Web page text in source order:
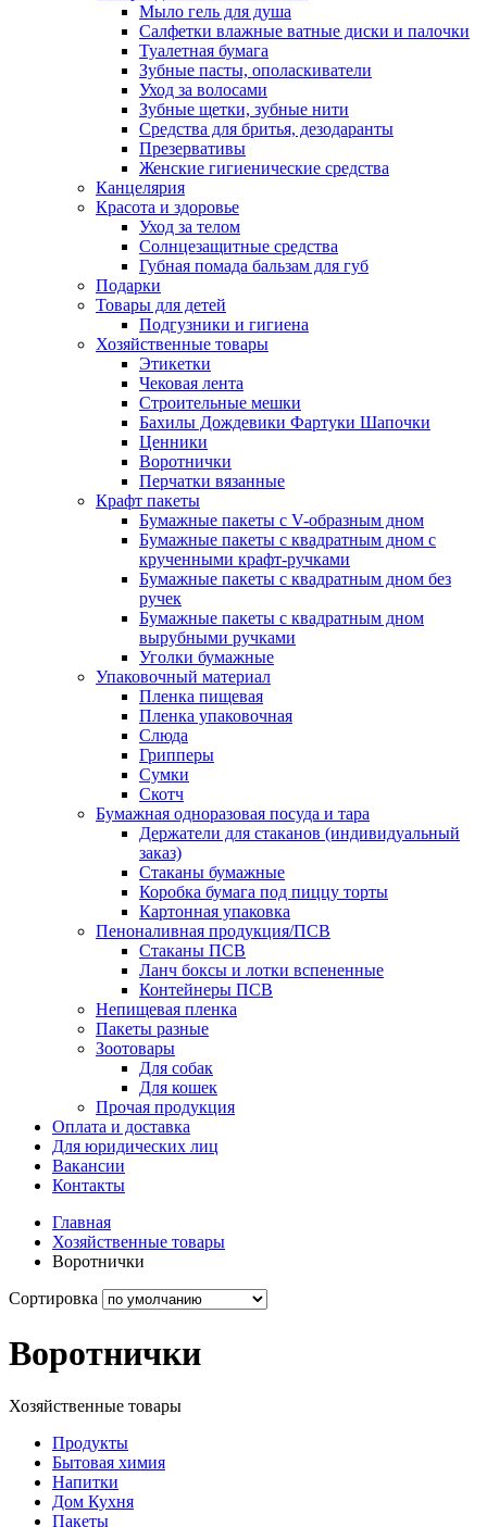
Мыло гель для душа
Салфетки влажные ватные диски и палочки
Туалетная бумага
Зубные пасты, ополаскиватели
Уход за волосами
Зубные щетки, зубные нити
Средства для бритья, дезодаранты
Презервативы
Женские гигиенические средства
Канцелярия
Красота и здоровье
Уход за телом
Солнцезащитные средства
Губная помада бальзам для губ
Подарки
Товары для детей
Подгузники и гигиена
Хозяйственные товары
Этикетки
Чековая лента
Строительные мешки
Бахилы Дождевики Фартуки Шапочки
Ценники
Воротнички
Перчатки вязанные
Крафт пакеты
Бумажные пакеты с V-образным дном
Бумажные пакеты с квадратным дном с
крученными крафт-ручками
Бумажные пакеты с квадратным дном без
ручек
Бумажные пакеты с квадратным дном
вырубными ручками
Уголки бумажные
Упаковочный материал
Пленка пищевая
Пленка упаковочная
Слюда
Грипперы
Сумки
Скотч
Бумажная одноразовая посуда и тара
Держатели для стаканов (индивидуальный
заказ)
Стаканы бумажные
Коробка бумага под пиццу торты
Картонная упаковка
Пеноналивная продукция/ПСВ
Стаканы ПСВ
Ланч боксы и лотки вспененные
Контейнеры ПСВ
Непищевая пленка
Пакеты разные
Зоотовары
Для собак
Для кошек
Прочая продукция
Оплата и доставка
Для юридических лиц
Вакансии
Контакты
Главная
Хозяйственные товары
Воротнички
Сортировка
Воротнички
Хозяйственные товары
Продукты
Бытовая химия
Напитки
Дом Кухня
Пакеты